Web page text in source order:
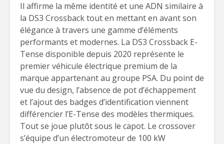
Il affirme la même identité et une ADN similaire à
la DS3 Crossback tout en mettant en avant son
élégance à travers une gamme d’éléments
performants et modernes. La DS3 Crossback E-
Tense disponible depuis 2020 représente le
premier véhicule électrique premium de la
marque appartenant au groupe PSA. Du point de
vue du design, l’absence de pot d’échappement
et l’ajout des badges d’identification viennent
différencier l’E-Tense des modèles thermiques.
Tout se joue plutôt sous le capot. Le crossover
s’équipe d’un électromoteur de 100 kW